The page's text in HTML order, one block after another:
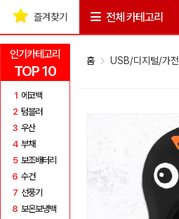
인기카테고리
TOP 10
1 에코백
2 텀블러
3 우산
4 부채
5 보조배터리
6 수건
7 선풍기
8 보온보냉백
즐겨찾기 전체 카테고리
홈 USB/디지털/가전